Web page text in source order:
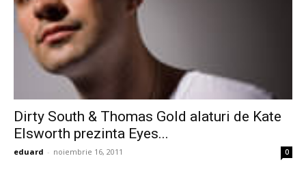
Dirty South & Thomas Gold alaturi de Kate
Elsworth prezinta Eyes...
eduard - noiembrie 16, 2011 0